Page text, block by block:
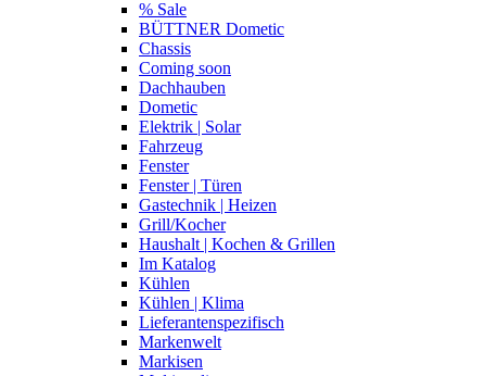
% Sale
BÜTTNER Dometic
Chassis
Coming soon
Dachhauben
Dometic
Elektrik | Solar
Fahrzeug
Fenster
Fenster | Türen
Gastechnik | Heizen
Grill/Kocher
Haushalt | Kochen & Grillen
Im Katalog
Kühlen
Kühlen | Klima
Lieferantenspezifisch
Markenwelt
Markisen